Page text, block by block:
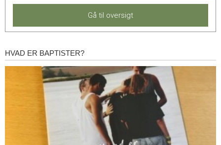
Gå til oversigt
Hvad
er
HVAD ER BAPTISTER?